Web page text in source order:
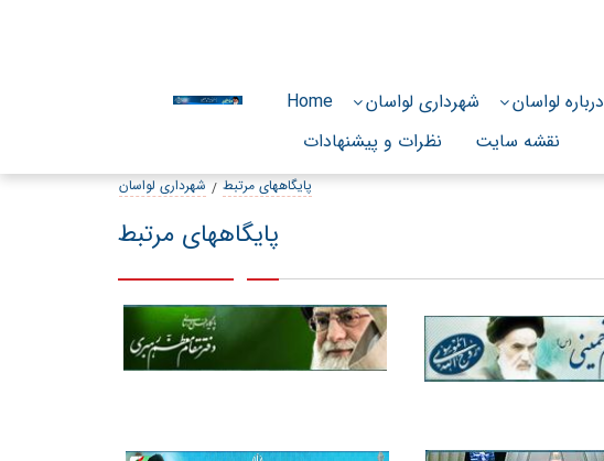
Home شهرداری لواسان درباره لواسان
نظرات و پیشنهادات
نقشه سایت
شهرداری لواسان پایگاههای مرتبط
پایگاههای مرتبط